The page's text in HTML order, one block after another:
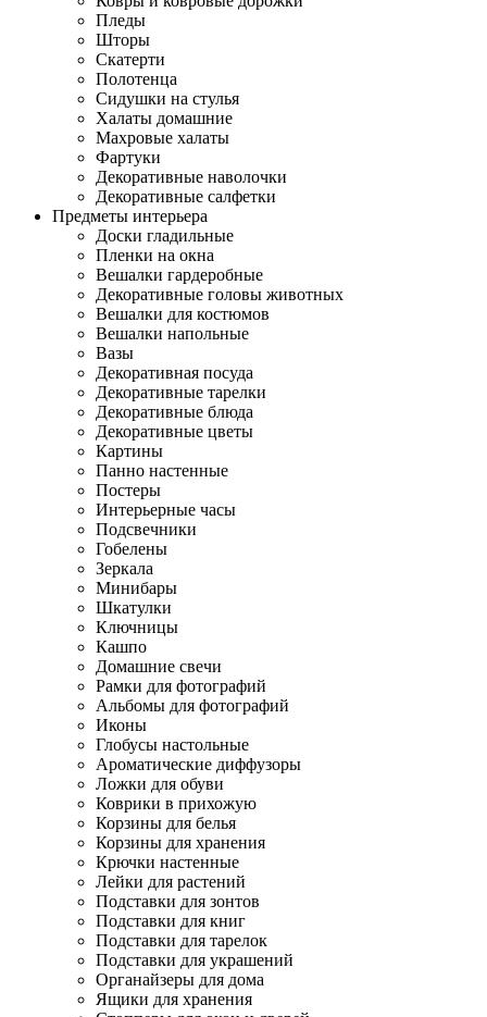
Пледы
Шторы
Скатерти
Полотенца
Сидушки на стулья
Халаты домашние
Махровые халаты
Фартуки
Декоративные наволочки
Декоративные салфетки
Предметы интерьера
Доски гладильные
Пленки на окна
Вешалки гардеробные
Декоративные головы животных
Вешалки для костюмов
Вешалки напольные
Вазы
Декоративная посуда
Декоративные тарелки
Декоративные блюда
Декоративные цветы
Картины
Панно настенные
Постеры
Интерьерные часы
Подсвечники
Гобелены
Зеркала
Минибары
Шкатулки
Ключницы
Кашпо
Домашние свечи
Рамки для фотографий
Альбомы для фотографий
Иконы
Глобусы настольные
Ароматические диффузоры
Ложки для обуви
Коврики в прихожую
Корзины для белья
Корзины для хранения
Крючки настенные
Лейки для растений
Подставки для зонтов
Подставки для книг
Подставки для тарелок
Подставки для украшений
Органайзеры для дома
Ящики для хранения